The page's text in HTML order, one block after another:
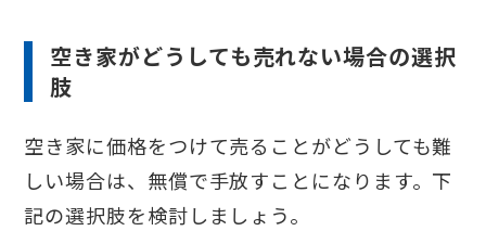
空き家がどうしても売れない場合の選択
肢
空き家に価格をつけて売ることがどうしても難
しい場合は、無償で手放すことになります。下
記の選択肢を検討しましょう。